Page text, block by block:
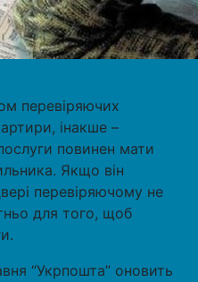
перевіряючих
інакше –
повинен мати
Якщо він
перевіряючому не
для того, щоб
“Укрпошта” оновить